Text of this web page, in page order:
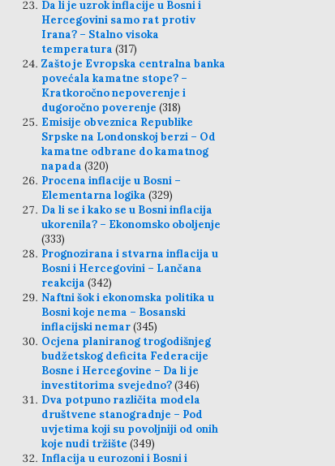
Da li je uzrok inflacije u Bosni i
Hercegovini samo rat protiv
Irana? – Stalno visoka
temperatura (317)
Zašto je Evropska centralna banka
povećala kamatne stope? –
Kratkoročno nepoverenje i
dugoročno poverenje (318)
Emisije obveznica Republike
Srpske na Londonskoj berzi – Od
kamatne odbrane do kamatnog
napada (320)
Procena inflacije u Bosni –
Elementarna logika (329)
Da li se i kako se u Bosni inflacija
ukorenila? – Ekonomsko oboljenje
(333)
Prognozirana i stvarna inflacija u
Bosni i Hercegovini – Lančana
reakcija (342)
Naftni šok i ekonomska politika u
Bosni koje nema – Bosanski
inflacijski nemar(345)
Ocjena planiranog trogodišnjeg
budžetskog deficita Federacije
Bosne i Hercegovine – Da li je
investitorima svejedno?(346)
Dva potpuno različita modela
društvene stanogradnje – Pod
uvjetima koji su povoljniji od onih
koje nudi tržište (349)
Inflacija u eurozoni i Bosni i